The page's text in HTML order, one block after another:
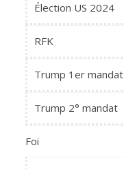
Élection US 2024
RFK
Trump 1er mandat
Trump 2° mandat
Foi